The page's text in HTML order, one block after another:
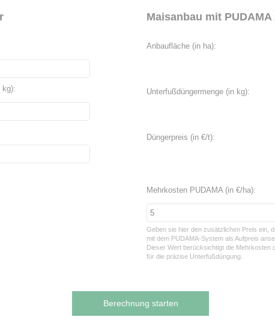
kg):
Maisanbau mit
Anbaufläche (in ha):
Unterfußdüngermenge (in kg):
Düngerpreis (in €/t):
Mehrkosten PUDAMA (in €/ha):
Geben sie hier den zusätzlichen Preis ein,
mit dem PUDAMA-System als Aufpreis
Dieser Wert berücksichtigt die Mehrkosten
für die präzise Unterfußdüngung.
Berechnung starten